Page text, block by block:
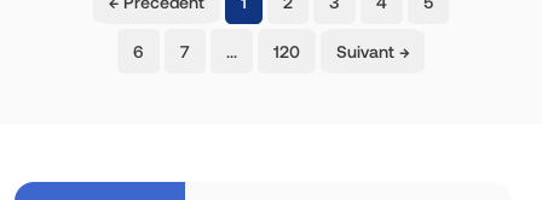
6 7 … 120 Suivant →